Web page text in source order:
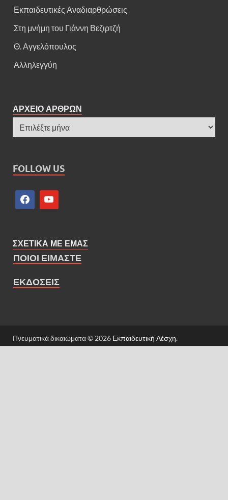
Εκπαιδευτικές Αναδιαρθρώσεις
Στη μνήμη του Γιάννη Βεζιρτζή
Θ. Αγγελόπουλος
Αλληλεγγύη
ΑΡΧΕΙΟ ΑΡΘΡΩΝ
FOLLOW US
ΣΧΕΤΙΚΑ ΜΕ ΕΜΑΣ
ΠΟΙΟΙ ΕΙΜΑΣΤΕ
ΕΚΔΟΣΕΙΣ
Πνευματικά δικαιώματα © 2026 Εκπαιδευτική Λέσχη.